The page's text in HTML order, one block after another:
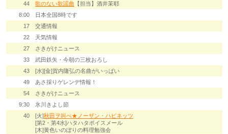
44
歌のない歌謡曲 【担当】酒井茉耶
8:00
日本全国8時です
17
交通情報
22
天気情報
27
さきがけニュース
33
武田鉄矢・今朝の三枚おろし
43
[水][金]賀内隆弘の名曲がいっぱい
49
あさ採りゲレンデ情報！
54
さきがけニュース
9:30
氷川きよし節
40
[火]秋田ヲ叫べ★ノーザン・ハピネッツ
[第2・第4水]ハタハタボイスメール
[木]黄色いのぼりの料理勉強会